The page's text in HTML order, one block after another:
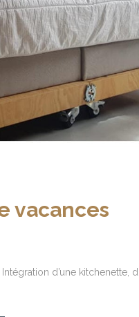
vacances
d’une kitchenette,